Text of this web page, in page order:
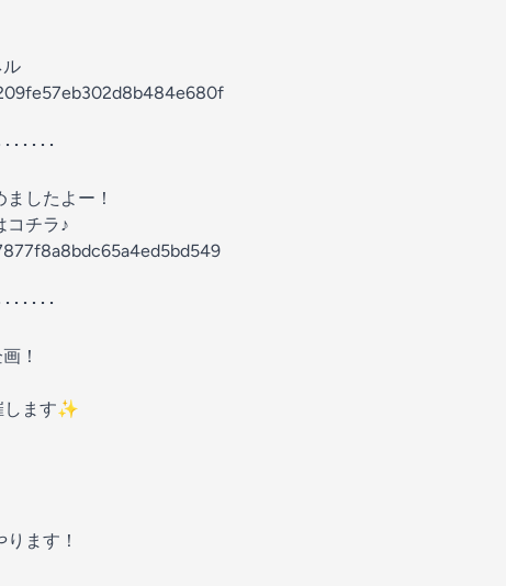
･････
したよー！
コチラ♪
･･････
！
します✨
ます！